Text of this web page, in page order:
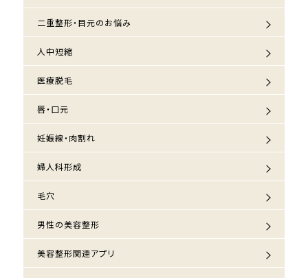
二重整形・目元のお悩み
人中短縮
医療脱毛
唇・口元
妊娠線・肉割れ
婦人科形成
毛穴
男性の美容整形
美容整形関連アプリ